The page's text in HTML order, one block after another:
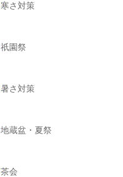
寒さ対策
祇園祭
暑さ対策
地蔵盆・夏祭
茶会